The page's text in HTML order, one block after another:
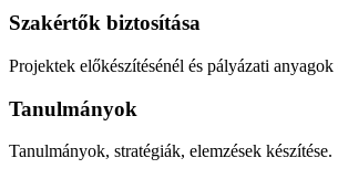
Szakértők biztosítása
Projektek előkészítésénél és pályázati anyagok
Tanulmányok
Tanulmányok, stratégiák, elemzések készítése.